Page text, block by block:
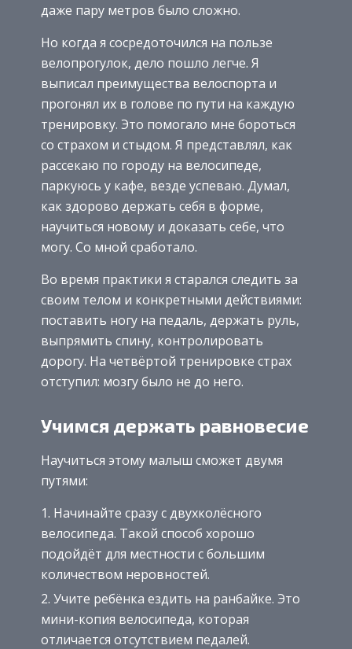
даже пару метров было сложно.
Но когда я сосредоточился на пользе
велопрогулок, дело пошло легче. Я
выписал преимущества велоспорта и
прогонял их в голове по пути на каждую
тренировку. Это помогало мне бороться
со страхом и стыдом. Я представлял, как
рассекаю по городу на велосипеде,
паркуюсь у кафе, везде успеваю. Думал,
как здорово держать себя в форме,
научиться новому и доказать себе, что
могу. Со мной сработало.
Во время практики я старался следить за
своим телом и конкретными действиями:
поставить ногу на педаль, держать руль,
выпрямить спину, контролировать
дорогу. На четвёртой тренировке страх
отступил: мозгу было не до него.
Учимся держать равновесие
Научиться этому малыш сможет двумя
путями:
Начинайте сразу с двухколёсного
велосипеда. Такой способ хорошо
подойдёт для местности с большим
количеством неровностей.
Учите ребёнка ездить на ранбайке. Это
мини-копия велосипеда, которая
отличается отсутствием педалей.